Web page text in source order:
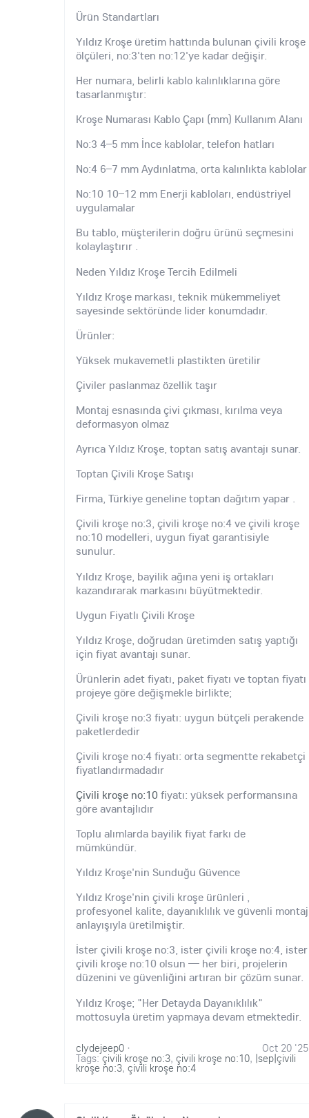
Ürün Standartları
Yıldız Kroşe üretim hattında bulunan çivili kroşe
ölçüleri, no:3'ten no:12'ye kadar değişir.
Her numara, belirli kablo kalınlıklarına göre
tasarlanmıştır:
Kroşe Numarası Kablo Çapı (mm) Kullanım Alanı
No:3 4–5 mm İnce kablolar, telefon hatları
No:4 6–7 mm Aydınlatma, orta kalınlıkta kablolar
No:10 10–12 mm Enerji kabloları, endüstriyel
uygulamalar
Bu tablo, müşterilerin doğru ürünü seçmesini
kolaylaştırır .
Neden Yıldız Kroşe Tercih Edilmeli
Yıldız Kroşe markası, teknik mükemmeliyet
sayesinde sektöründe lider konumdadır.
Ürünler:
Yüksek mukavemetli plastikten üretilir
Çiviler paslanmaz özellik taşır
Montaj esnasında çivi çıkması, kırılma veya
deformasyon olmaz
Ayrıca Yıldız Kroşe, toptan satış avantajı sunar.
Toptan Çivili Kroşe Satışı
Firma, Türkiye geneline toptan dağıtım yapar .
Çivili kroşe no:3, çivili kroşe no:4 ve çivili kroşe
no:10 modelleri, uygun fiyat garantisiyle
sunulur.
Yıldız Kroşe, bayilik ağına yeni iş ortakları
kazandırarak markasını büyütmektedir.
Uygun Fiyatlı Çivili Kroşe
Yıldız Kroşe, doğrudan üretimden satış yaptığı
için fiyat avantajı sunar.
Ürünlerin adet fiyatı, paket fiyatı ve toptan fiyatı
projeye göre değişmekle birlikte;
Çivili kroşe no:3 fiyatı: uygun bütçeli perakende
paketlerdedir
Çivili kroşe no:4 fiyatı: orta segmentte rekabetçi
fiyatlandırmadadır
Çivili kroşe no:10 fiyatı: yüksek performansına
göre avantajlıdır
Toplu alımlarda bayilik fiyat farkı de
mümkündür.
Yıldız Kroşe'nin Sunduğu Güvence
Yıldız Kroşe'nin çivili kroşe ürünleri ,
profesyonel kalite, dayanıklılık ve güvenli montaj
anlayışıyla üretilmiştir.
İster çivili kroşe no:3, ister çivili kroşe no:4, ister
çivili kroşe no:10 olsun — her biri, projelerin
düzenini ve güvenliğini artıran bir çözüm sunar.
Yıldız Kroşe; "Her Detayda Dayanıklılık"
mottosuyla üretim yapmaya devam etmektedir.
clydejeep0 Oct 20 '25
·
Tags:çivili kroşe no:3, çivili kroşe no:10, |sep|çivili
kroşe no:3, çivili kroşe no:4